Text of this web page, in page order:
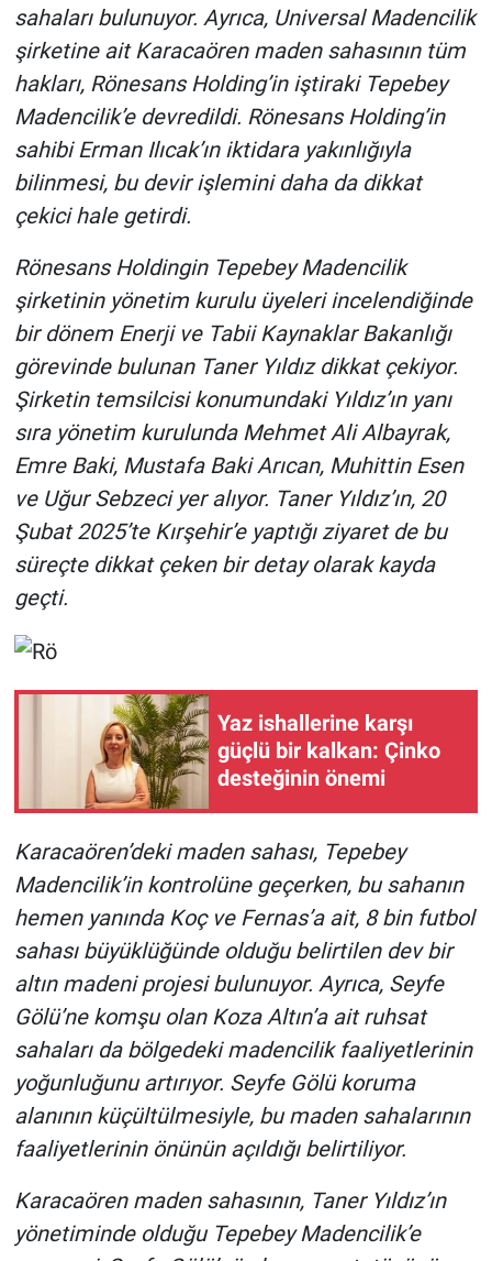
sahaları bulunuyor. Ayrıca, Universal Madencilik
şirketine ait Karacaören maden sahasının tüm
hakları, Rönesans Holding’in iştiraki Tepebey
Madencilik’e devredildi. Rönesans Holding’in
sahibi Erman Ilıcak’ın iktidara yakınlığıyla
bilinmesi, bu devir işlemini daha da dikkat
çekici hale getirdi.
Rönesans Holdingin Tepebey Madencilik
şirketinin yönetim kurulu üyeleri incelendiğinde
bir dönem Enerji ve Tabii Kaynaklar Bakanlığı
görevinde bulunan Taner Yıldız dikkat çekiyor.
Şirketin temsilcisi konumundaki Yıldız’ın yanı
sıra yönetim kurulunda Mehmet Ali Albayrak,
Emre Baki, Mustafa Baki Arıcan, Muhittin Esen
ve Uğur Sebzeci yer alıyor. Taner Yıldız’ın, 20
Şubat 2025’te Kırşehir’e yaptığı ziyaret de bu
süreçte dikkat çeken bir detay olarak kayda
geçti.
Yaz ishallerine karşı
güçlü bir kalkan: Çinko
desteğinin önemi
Karacaören’deki maden sahası, Tepebey
Madencilik’in kontrolüne geçerken, bu sahanın
hemen yanında Koç ve Fernas’a ait, 8 bin futbol
sahası büyüklüğünde olduğu belirtilen dev bir
altın madeni projesi bulunuyor. Ayrıca, Seyfe
Gölü’ne komşu olan Koza Altın’a ait ruhsat
sahaları da bölgedeki madencilik faaliyetlerinin
yoğunluğunu artırıyor. Seyfe Gölü koruma
alanının küçültülmesiyle, bu maden sahalarının
faaliyetlerinin önünün açıldığı belirtiliyor.
Karacaören maden sahasının, Taner Yıldız’ın
yönetiminde olduğu Tepebey Madencilik’e